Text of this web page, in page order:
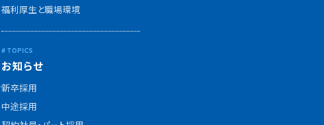
福利厚生と職場環境
お知らせ
新卒採用
中途採用